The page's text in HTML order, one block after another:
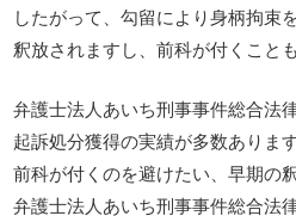
したがって、勾留により身柄拘束
釈放されますし、前科が付くこと
弁護士法人あいち刑事事件総合法
起訴処分獲得の実績が多数あります
前科が付くのを避けたい、早期の
弁護士法人あいち刑事事件総合法